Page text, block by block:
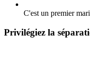
C'est un premier
Privilégiez la